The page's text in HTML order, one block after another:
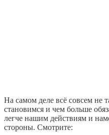
На самом деле всё совсем не
становимся и чем больше
легче нашим действиям и
стороны. Смотрите: